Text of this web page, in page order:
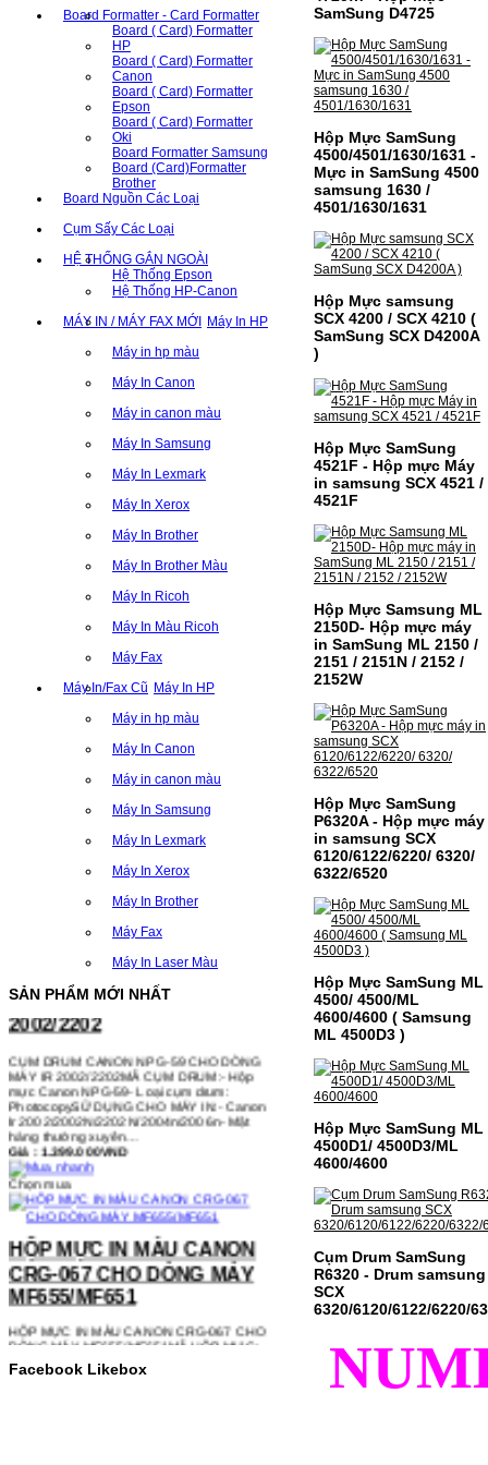
Board Formatter - Card Formatter
Board ( Card) Formatter
HP
Board ( Card) Formatter
Canon
Board ( Card) Formatter
Epson
Board ( Card) Formatter
Oki
Board Formatter Samsung
Board (Card)Formatter
Brother
Board Nguồn Các Loại
Cụm Sấy Các Loại
HỆ THỐNG GẮN NGOÀI
Hệ Thống Epson
Hệ Thống HP-Canon
MÁY IN / MÁY FAX MỚI Máy In HP
Máy in hp màu
Máy In Canon
Máy in canon màu
Máy In Samsung
Máy In Lexmark
Máy In Xerox
Máy In Brother
Máy In Brother Màu
Máy In Ricoh
Máy In Màu Ricoh
Máy Fax
Máy In/Fax Cũ Máy In HP
Máy in hp màu
Máy In Canon
Máy in canon màu
Máy In Samsung
Máy In Lexmark
Máy In Xerox
Máy In Brother
Máy Fax
Máy In Laser Màu
SẢN PHẨM MỚI NHẤT
CỤM DRUM CANON NPG-
59 CHO DÒNG MÁY IR
2002/2202
CỤM DRUM CANON NPG-59 CHO DÒNG
MÁY IR 2002/2202MÃ CỤM DRUM:- Hộp
mực Canon NPG-59- Loại cụm drum:
PhotocopySỬ DỤNG CHO MÁY IN:- Canon
Ir 2002/2002N/2202N/2004n/2006n- Mặt
hàng thường xuyên…
Giá : 1.399.000VND
Chọn mua
HỘP MỰC IN MÀU CANON
CRG-067 CHO DÒNG MÁY
MF655/MF651
HỘP MỰC IN MÀU CANON CRG-067 CHO
DÒNG MÁY MF655/MF651MÃ HỘP MỰC:-
Canon CRG-067- Loại mực: Mực in laser
màuSỬ DỤNG CHO MÁY IN:- Canon LBP
thường…
Facebook Likebox
SamSung D4725
Hộp Mực SamSung
4500/4501/1630/1631 -
Mực in SamSung 4500
samsung 1630 /
4501/1630/1631
Hộp Mực samsung
SCX 4200 / SCX 4210 (
SamSung SCX D4200A
)
Hộp Mực SamSung
4521F - Hộp mực Máy
in samsung SCX 4521 /
4521F
Hộp Mực Samsung ML
2150D- Hộp mực máy
in SamSung ML 2150 /
2151 / 2151N / 2152 /
2152W
Hộp Mực SamSung
P6320A - Hộp mực máy
in samsung SCX
6120/6122/6220/ 6320/
6322/6520
Hộp Mực SamSung ML
4500/ 4500/ML
4600/4600 ( Samsung
ML 4500D3 )
Hộp Mực SamSung ML
4500D1/ 4500D3/ML
4600/4600
Cụm Drum SamSung
R6320 - Drum samsung
SCX
6320/6120/6122/6220/